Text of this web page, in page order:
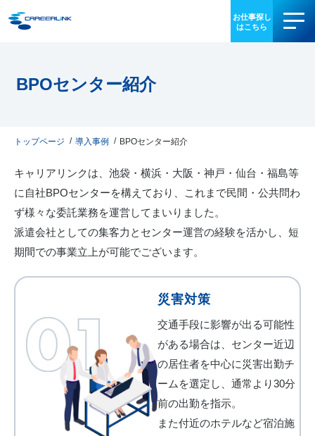
お役立ち情報
会社情報
IR情報
採用情報
03-3340-5077
お問い合わせ
BPOセンター紹介
トップページ 導入事例 BPOセンター紹介
キャリアリンクは、池袋・横浜・大阪・神戸・仙台・福島等
に自社BPOセンターを構えており、これまで民間・公共問わ
ず様々な委託業務を運営してまいりました。
派遣会社としての集客力とセンター運営の経験を活かし、短
期間での事業立上が可能でございます。
災害対策
交通⼿段に影響が出る可能性
がある場合は、センター近辺
の居住者を中⼼に災害出勤チ
ームを選定し、通常より30分
前の出勤を指⽰。
また付近のホテルなど宿泊施